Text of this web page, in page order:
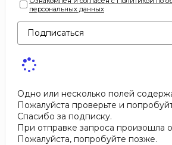
персональных данных
Подписаться
Одно или несколько полей
Пожалуйста проверьте и
Спасибо за подписку.
При отправке запроса произошла
Пожалуйста, попробуйте позже.